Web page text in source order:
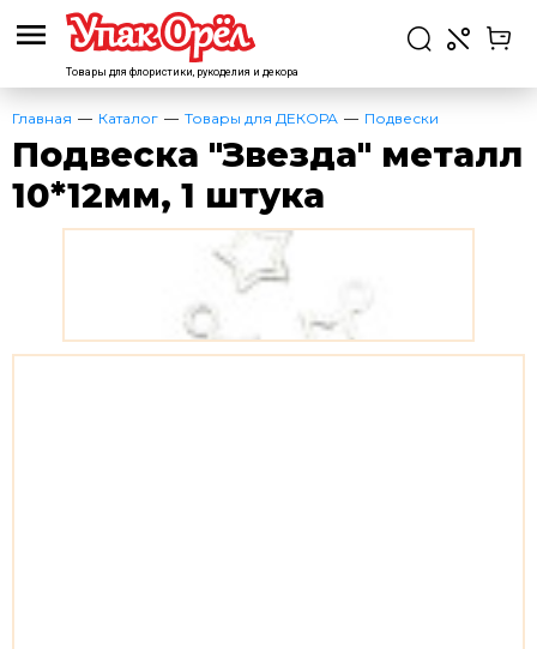
Товары для флористики, рукоделия и декора
Главная Каталог Товары для ДЕКОРА Подвески
Подвеска "Звезда" металл
10*12мм, 1 штука